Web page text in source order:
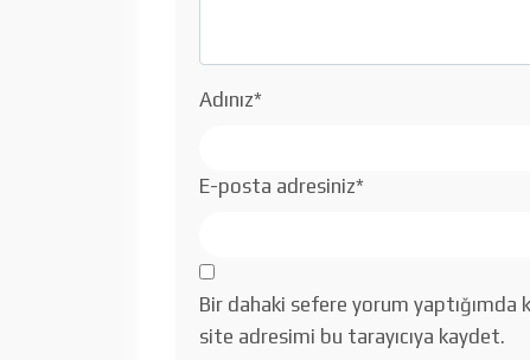
Adınız*
E-posta adresiniz*
Bir dahaki sefere yorum yaptığımda
site adresimi bu tarayıcıya kaydet.